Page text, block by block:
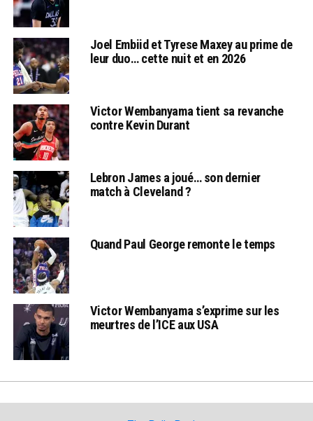
Joel Embiid et Tyrese Maxey au prime de
leur duo… cette nuit et en 2026
Victor Wembanyama tient sa revanche
contre Kevin Durant
Lebron James a joué… son dernier
match à Cleveland ?
Quand Paul George remonte le temps
Victor Wembanyama s’exprime sur les
meurtres de l’ICE aux USA